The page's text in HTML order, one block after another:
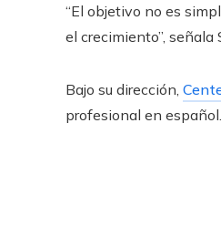
“El objetivo no es
el crecimiento”, señala
Bajo su dirección,
profesional en español.